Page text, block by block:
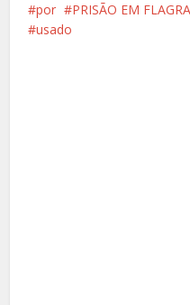
por
PRISÃO EM
usado